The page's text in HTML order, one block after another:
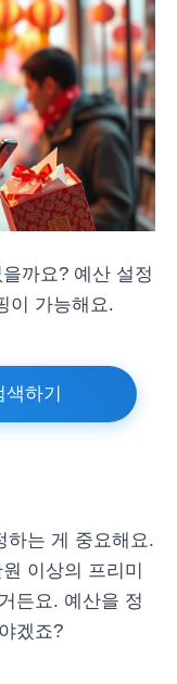
까요? 예산 설정
이 가능해요.
하기
하는 게 중요해요.
이상의 프리미
든요. 예산을 정
겠죠?